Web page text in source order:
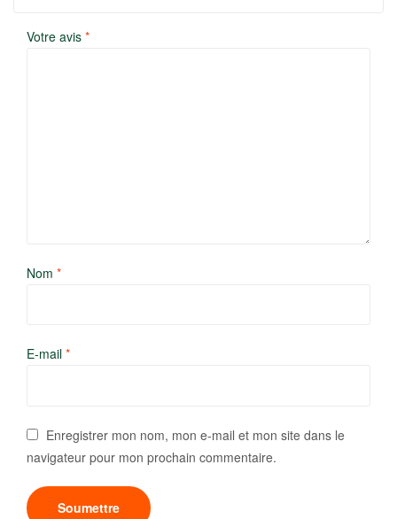
Votre avis *
Nom *
E-mail *
Enregistrer mon nom, mon e-mail et mon site dans le
navigateur pour mon prochain commentaire.